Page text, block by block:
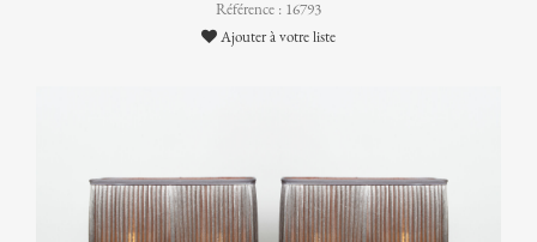
Référence : 16793
Ajouter à votre liste